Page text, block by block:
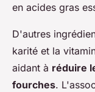
en acides gras
D'autres
karité et la
aidant à réduire
fourches.